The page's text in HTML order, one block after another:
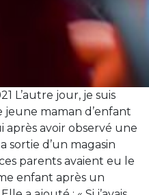
L’autre jour, je suis
maman d’enfant
après avoir observé une
sortie d’un magasin
parents avaient eu le
enfant après un